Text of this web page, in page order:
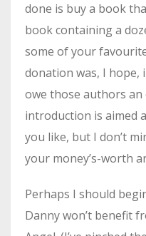
done is buy a book
book containing a
some of your
donation was, I hope,
owe those authors
introduction is aimed
you like, but I don’t
your money’s-worth
Perhaps I should
Danny won’t benefit